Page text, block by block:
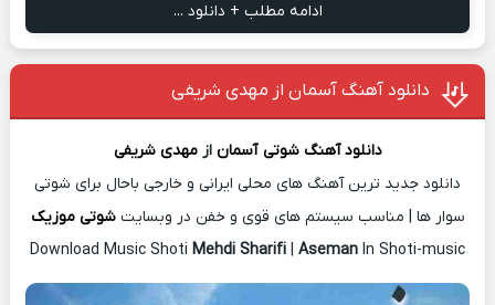
ادامه مطلب + دانلود ...
دانلود آهنگ آسمان از مهدی شریفی
دانلود آهنگ شوتی آسمان ازمهدی شریفی
دانلود جدید ترین آهنگ های محلی ایرانی و خارجی باحال برای شوتی
سوار ها | مناسب سیستم های قوی و خفن در وبسایتشوتی موزیک
Download Music Shoti Mehdi Sharifi | Aseman In Shoti-music